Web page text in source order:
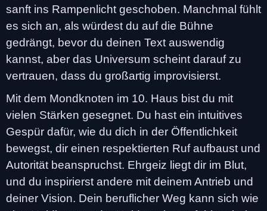
sanft ins Rampenlicht geschoben. Manchmal fühlt
es sich an, als würdest du auf die Bühne
gedrängt, bevor du deinen Text auswendig
kannst, aber das Universum scheint darauf zu
vertrauen, dass du großartig improvisierst.
Mit dem Mondknoten im 10. Haus bist du mit
vielen Stärken gesegnet. Du hast ein intuitives
Gespür dafür, wie du dich in der Öffentlichkeit
bewegst, dir einen respektierten Ruf aufbaust und
Autorität beanspruchst. Ehrgeiz liegt dir im Blut,
und du inspirierst andere mit deinem Antrieb und
deiner Vision. Dein beruflicher Weg kann sich wie